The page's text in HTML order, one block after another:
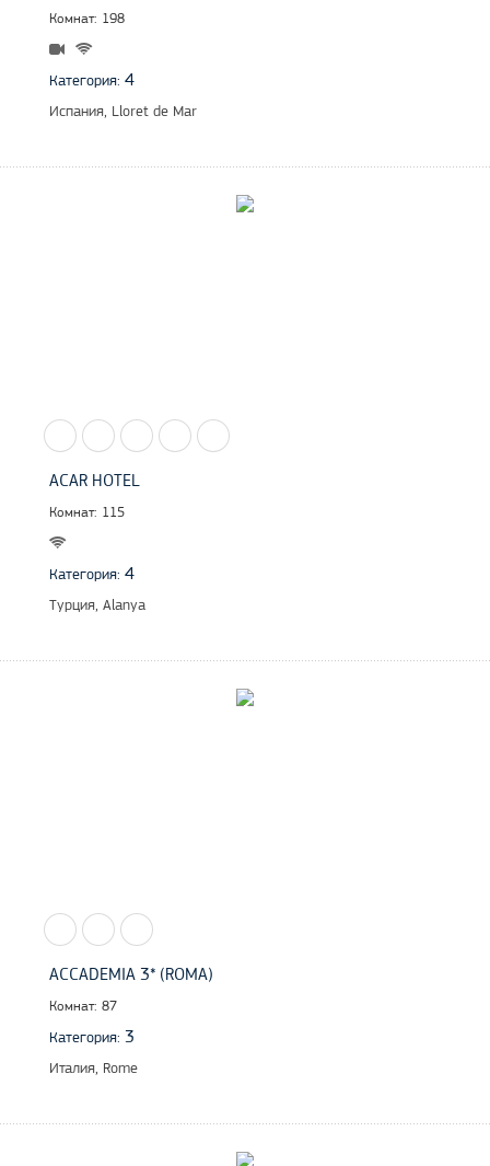
Комнат: 198
Категория: 4
Испания, Lloret de Mar
ACAR HOTEL
Комнат: 115
Категория: 4
Турция, Alanya
ACCADEMIA 3* (ROMA)
Комнат: 87
Категория: 3
Италия, Rome